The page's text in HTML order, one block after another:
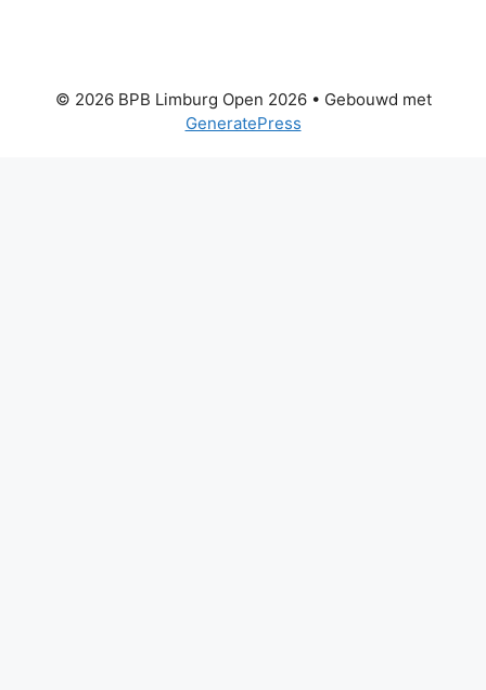
© 2026 BPB Limburg Open 2026• Gebouwd met
GeneratePress